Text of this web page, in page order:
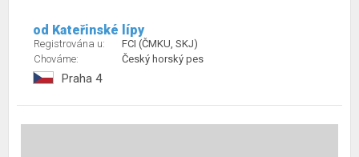
od Kateřinské lípy
Registrována u:
FCI (ČMKU, SKJ)
Chováme:
Český horský pes
Praha 4